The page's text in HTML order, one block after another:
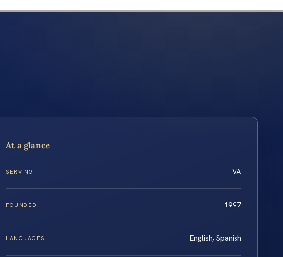
At a glance
SERVING VA
FOUNDED 1997
LANGUAGES English, Spanish